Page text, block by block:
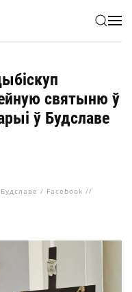
святыню ў
ў Будславе
/ Facebook //